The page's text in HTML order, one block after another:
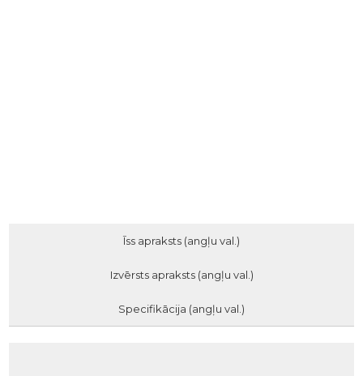
Īss apraksts (angļu val.)
Izvērsts apraksts (angļu val.)
Specifikācija (angļu val.)